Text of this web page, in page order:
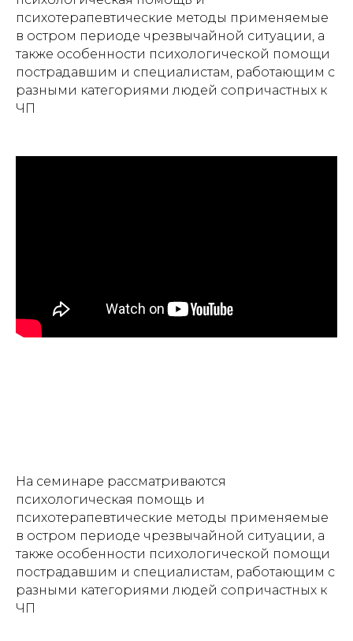
психотерапевтические методы применяемые
в остром периоде чрезвычайной ситуации, а
также особенности психологической помощи
пострадавшим и специалистам, работающим с
разными категориями людей сопричастных к
ЧП
На семинаре рассматриваются
психологическая помощь и
психотерапевтические методы применяемые
в остром периоде чрезвычайной ситуации, а
также особенности психологической помощи
пострадавшим и специалистам, работающим с
разными категориями людей сопричастных к
ЧП